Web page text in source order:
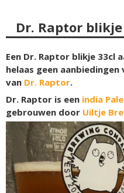
Dr. Raptor
Een Dr. Raptor blikje 33cl
helaas geen
van Dr. Raptor.
Dr. Raptor is een india
gebrouwen door Uiltje